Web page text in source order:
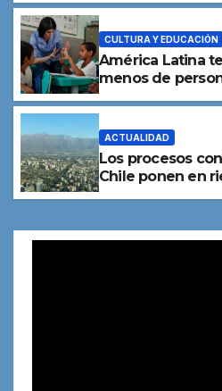
CULTURA Y EDUCACIÓN
América Latina
menos de
ACTUALIDAD
Los procesos
Chile ponen en